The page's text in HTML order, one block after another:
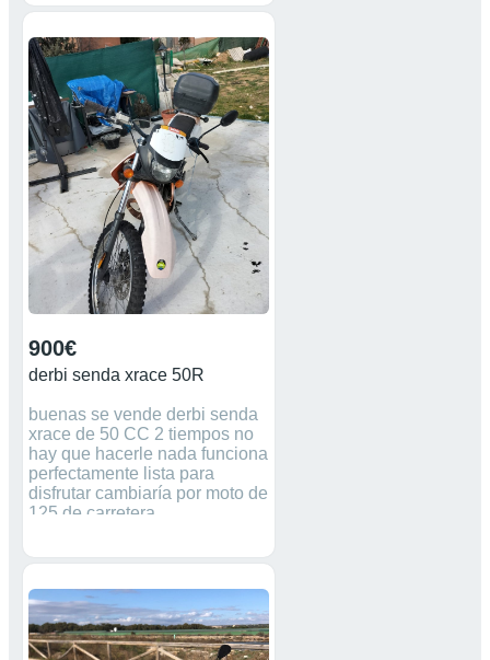
ve en las fotos no preguntar
tonterías doy la cancha lateral
original pero hay que repararla
por eso lleva esa. no
gilipollezes ni tonterías no sale
sin transferir no negociable.
tengo todas las piezas de serie
menos escape.mas
información preguntar
900€
derbi senda xrace 50R
buenas se vende derbi senda
xrace de 50 CC 2 tiempos no
hay que hacerle nada funciona
perfectamente lista para
disfrutar cambiaría por moto de
125 de carretera